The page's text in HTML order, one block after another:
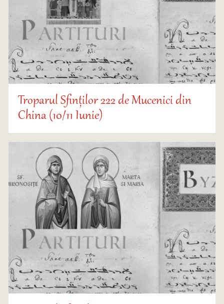
Troparul Sfinților 222 de Mucenici din
China (10/11 Iunie)